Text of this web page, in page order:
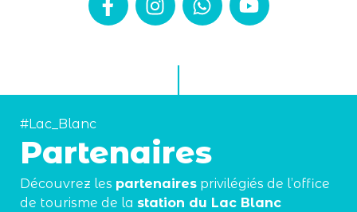
#Lac_Blanc
Partenaires
Découvrez les partenaires privilégiés de l’office
de tourisme de la station du Lac Blanc